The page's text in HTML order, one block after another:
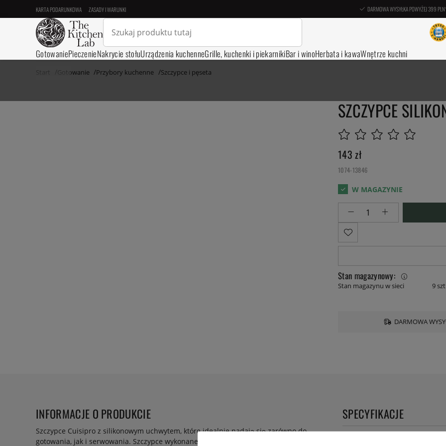
KARTA PODARUNKOWA ZASADY I WARUNKI DARMOWA WYSYŁKA POWYŻEJ 399
GotowaniePieczenieNakrycie stołuUrządzenia kuchenneGrille, kuchenki i piekarnikiBar i winoHerbata i kawaWnętrze kuchni
Start Gotowanie Przybory kuchenne Szczypce i pęseta
SZCZYPCE
143 zł
1074-13846
Stan magazynowy:
Stan magazynu w sieci 9
DARMOWA
INFORMACJE O PRODUKCIE
Szczypce Cuisipro z silikonowym uchwytem, które idealnie nadają się zarówno do
gotowania, jak i serwowania. Szczypce wykonane są ze stali nierdzewnej i zostały
SPECYFIKACJE